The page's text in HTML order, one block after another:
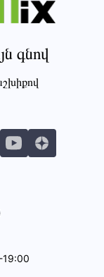
գնով
19:00